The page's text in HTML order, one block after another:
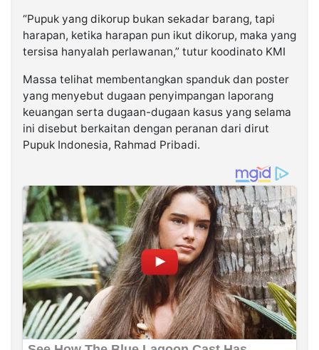
“Pupuk yang dikorup bukan sekadar barang, tapi
harapan, ketika harapan pun ikut dikorup, maka yang
tersisa hanyalah perlawanan,” tutur koodinato KMI
Massa telihat membentangkan spanduk dan poster
yang menyebut dugaan penyimpangan laporang
keuangan serta dugaan-dugaan kasus yang selama
ini disebut berkaitan dengan peranan dari dirut
Pupuk Indonesia, Rahmad Pribadi.